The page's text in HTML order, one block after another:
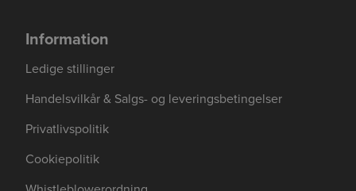
Information
Ledige stillinger
Handelsvilkår & Salgs- og leveringsbetingelser
Privatlivspolitik
Cookiepolitik